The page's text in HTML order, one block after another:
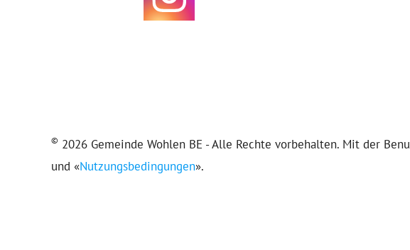
© 2026 Gemeinde Wohlen BE - Alle Rechte vorbehalten. Mit der
und «Nutzungsbedingungen».